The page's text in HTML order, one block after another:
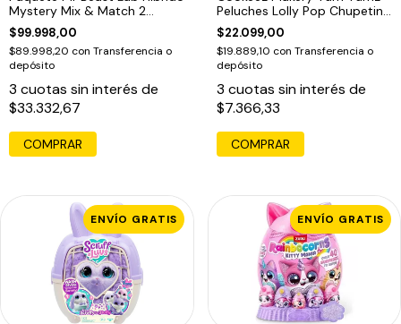
Mystery Mix & Match 2
Figuras
$99.998,00
$89.998,20 con Transferencia o
depósito
3 cuotas sin interés de
$33.332,67
Peluches Lolly Pop Chupetin
Mascotas
$22.099,00
$19.889,10 con Transferencia o
depósito
3 cuotas sin interés de
$7.366,33
ENVÍO GRATIS ENVÍO GRATIS